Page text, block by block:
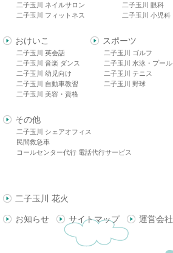
二子玉川 ネイルサロン
二子玉川 フィットネス
二子玉川 眼科
二子玉川 小児科
おけいこ
二子玉川 英会話
二子玉川 音楽 ダンス
二子玉川 幼児向け
二子玉川 自動車教習
二子玉川 美容・資格
スポーツ
二子玉川 ゴルフ
二子玉川 水泳・プール
二子玉川 テニス
二子玉川 野球
その他
二子玉川 シェアオフィス
民間救急車
コールセンター代行 電話代行サービス
二子玉川 花火
お知らせ サイトマップ 運営会社